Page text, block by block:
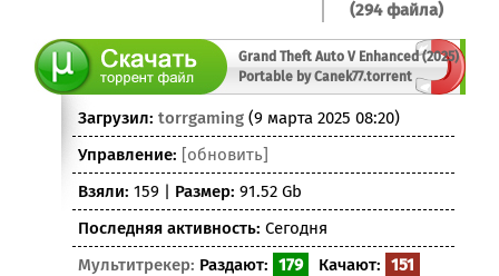
(294 файла)
Grand Theft Auto V Enhanced (2025)
Portable by Canek77.torrent
Загрузил: torrgaming (9 марта 2025 08:20)
Управление: [обновить]
Взяли: 159 | Размер: 91.52 Gb
Последняя активность: Сегодня
Мультитрекер: Раздают: 179 Качают: 151